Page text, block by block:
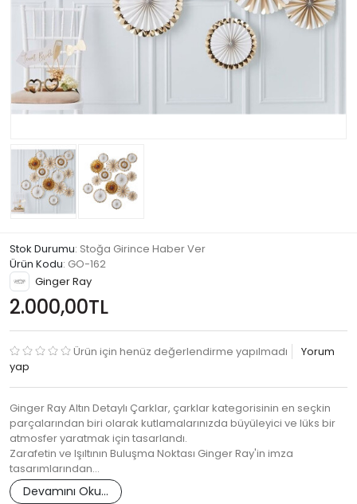
Stok Durumu: Stoğa Girince Haber Ver
Ürün Kodu: GO-162
Ginger Ray
2.000,00TL
Ürün için henüz değerlendirme yapılmadı
Yorum
yap
Ginger Ray Altın Detaylı Çarklar, çarklar kategorisinin en seçkin
parçalarından biri olarak kutlamalarınızda büyüleyici ve lüks bir
atmosfer yaratmak için tasarlandı.
Zarafetin ve Işıltının Buluşma Noktası Ginger Ray'in imza
tasarımlarından…
Devamını Oku...